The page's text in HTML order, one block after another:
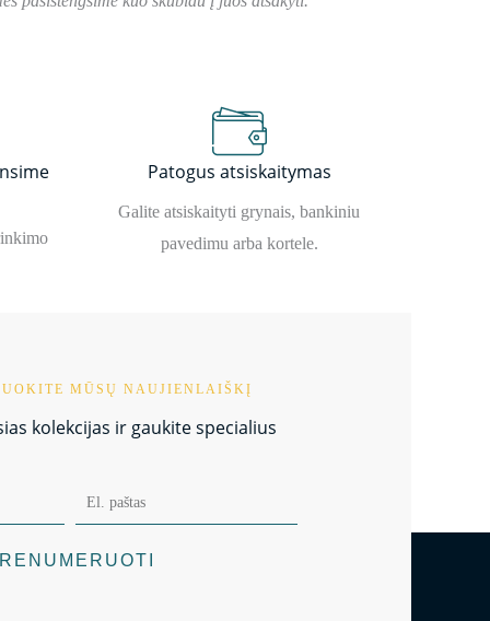
Patogus atsiskaitymas
Galite atsiskaityti grynais, bankiniu
pavedimu arba kortele.
MŪSŲ NAUJIENLAIŠKĮ
kolekcijas ir gaukite specialius